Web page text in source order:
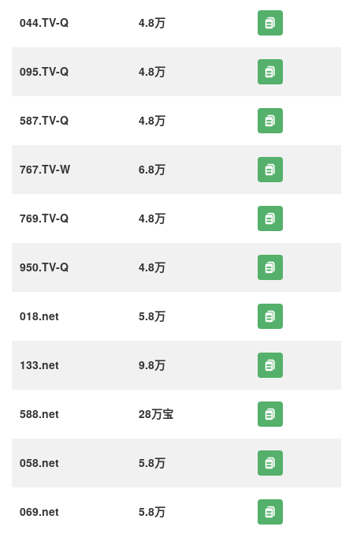
044.TV-Q 4.8万
095.TV-Q 4.8万
587.TV-Q 4.8万
767.TV-W 6.8万
769.TV-Q 4.8万
950.TV-Q 4.8万
018.net 5.8万
133.net 9.8万
588.net 28万宝
058.net 5.8万
069.net 5.8万